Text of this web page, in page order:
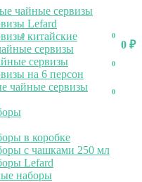
0
0 ₽
0
0
0
чайные сервизы
Lefard
китайские
сервизы
сервизы
на 6 персон
чайные сервизы
в коробке
с чашками 250 мл
Lefard
наборы